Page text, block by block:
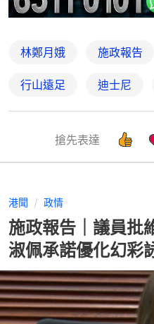
林鄭月娥 施政報告
行山遠足 迪士尼
搶先表達
港聞 政情
施政報告｜議員
淑佩承諾優化幻彩